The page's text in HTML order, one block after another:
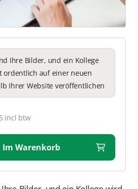
Ihre Bilder, und ein Kollege
ordentlich auf einer neuen
Ihrer Website veröffentlichen
incl btw
Im Warenkorb